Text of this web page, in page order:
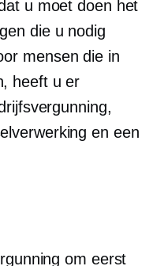
u moet doen het
die u nodig
mensen die in
heeft u er
en een
om eerst